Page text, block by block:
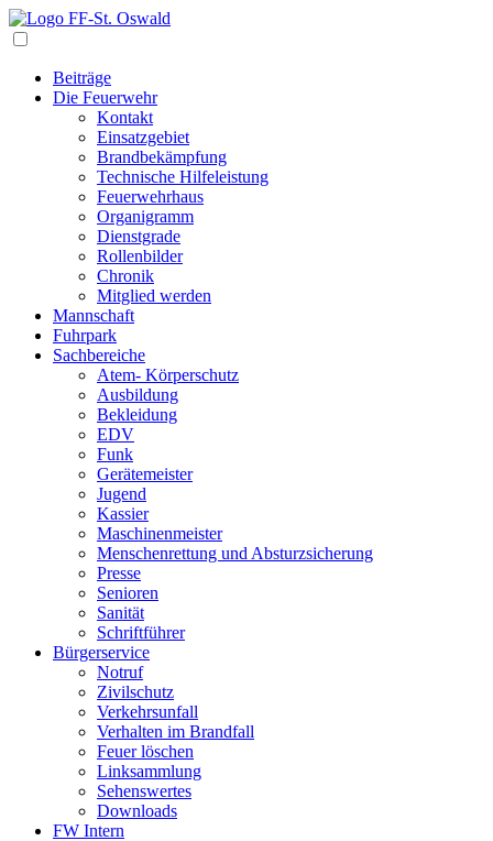
Beiträge
Die Feuerwehr
Kontakt
Einsatzgebiet
Brandbekämpfung
Technische Hilfeleistung
Feuerwehrhaus
Organigramm
Dienstgrade
Rollenbilder
Chronik
Mitglied werden
Mannschaft
Fuhrpark
Sachbereiche
Atem- Körperschutz
Ausbildung
Bekleidung
EDV
Funk
Gerätemeister
Jugend
Kassier
Maschinenmeister
Menschenrettung und Absturzsicherung
Presse
Senioren
Sanität
Schriftführer
Bürgerservice
Notruf
Zivilschutz
Verkehrsunfall
Verhalten im Brandfall
Feuer löschen
Linksammlung
Sehenswertes
Downloads
FW Intern